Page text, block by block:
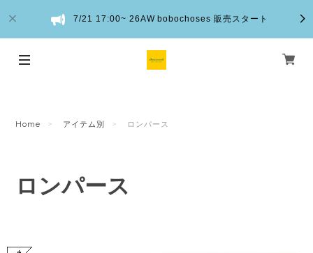
7/21 17:00~ 26AW bobochoses 販売スタート
Home アイテム別 ロンパース
ロンパース